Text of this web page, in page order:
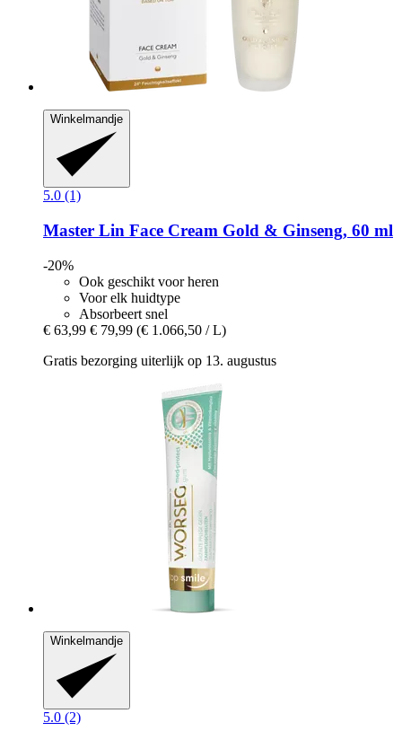
Winkelmandje
5.0 (1)
Master Lin Face Cream Gold & Ginseng, 60 ml
-20%
Ook geschikt voor heren
Voor elk huidtype
Absorbeert snel
€ 63,99 € 79,99 (€ 1.066,50 / L)
Gratis bezorging uiterlijk op 13. augustus
Winkelmandje
5.0 (2)